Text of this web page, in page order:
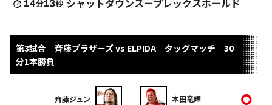
14分13秒 シャットダウンスープレックスホールド
第3試合 斉藤ブラザーズ vs ELPIDA タッグマッチ 30
分1本勝負
斉藤ジュン 本田竜輝